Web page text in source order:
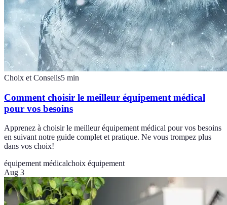
Choix et Conseils5 min
Comment choisir le meilleur équipement médical
pour vos besoins
Apprenez à choisir le meilleur équipement médical pour vos besoins
en suivant notre guide complet et pratique. Ne vous trompez plus
dans vos choix!
équipement médicalchoix équipement
Aug 3